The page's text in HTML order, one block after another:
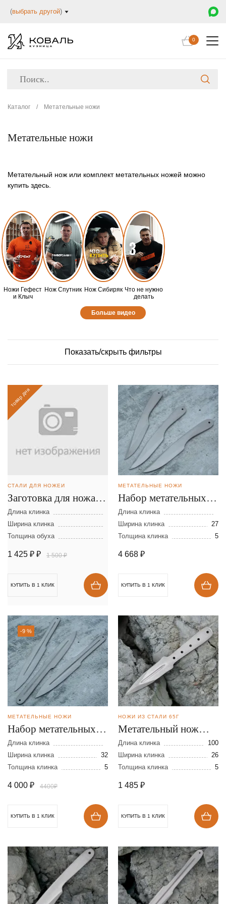
(выбрать другой)
0
Каталог / Метательные ножи
Метательные ножи
Метательный нож или комплект метательных ножей можно
купить здесь.
Ножи Гефест
и Клыч
Нож Спутник Нож Сибиряк Что не нужно
делать
Больше видео
Показать/скрыть фильтры
товар дня
СТАЛИ ДЛЯ НОЖЕЙ
Заготовка для ножа из
стали D-2 размеры:
300х40х2,5 мм
Длина клинка
Ширина клинка
Толщина обуха
1 425 ₽ ₽ 1 500 ₽
КУПИТЬ В 1 КЛИК
МЕТАТЕЛЬНЫЕ НОЖИ
Набор метательных
ножей Осётр - мини
из стали 65Г
Длина клинка
Ширина клинка
27
Толщина клинка
5
4 668 ₽
КУПИТЬ В 1 КЛИК
-9 %
МЕТАТЕЛЬНЫЕ НОЖИ
Набор метательных
ножей Хищник из
стали 65Г
Длина клинка
Ширина клинка
32
Толщина клинка
5
4 000 ₽ 4400₽
КУПИТЬ В 1 КЛИК
НОЖИ ИЗ СТАЛИ 65Г
Метательный нож
Неукрытый из стали
65Г
Длина клинка
100
Ширина клинка
26
Толщина клинка
5
1 485 ₽
КУПИТЬ В 1 КЛИК